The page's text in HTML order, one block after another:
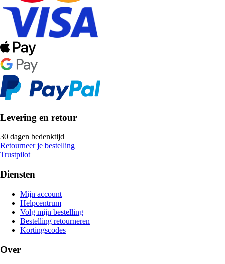
Levering en retour
30 dagen bedenktijd
Retourneer je bestelling
Trustpilot
Diensten
Mijn account
Helpcentrum
Volg mijn bestelling
Bestelling retourneren
Kortingscodes
Over